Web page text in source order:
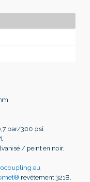
bar/300 psi.
/ peint en noir.
.
revêtement 321B.